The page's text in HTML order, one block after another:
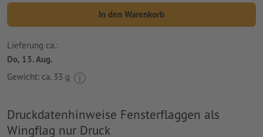
In den Warenkorb
Lieferung ca.:
Do, 13. Aug.
Gewicht: ca. 33 g
Druckdatenhinweise Fensterflaggen als
Wingflag nur Druck